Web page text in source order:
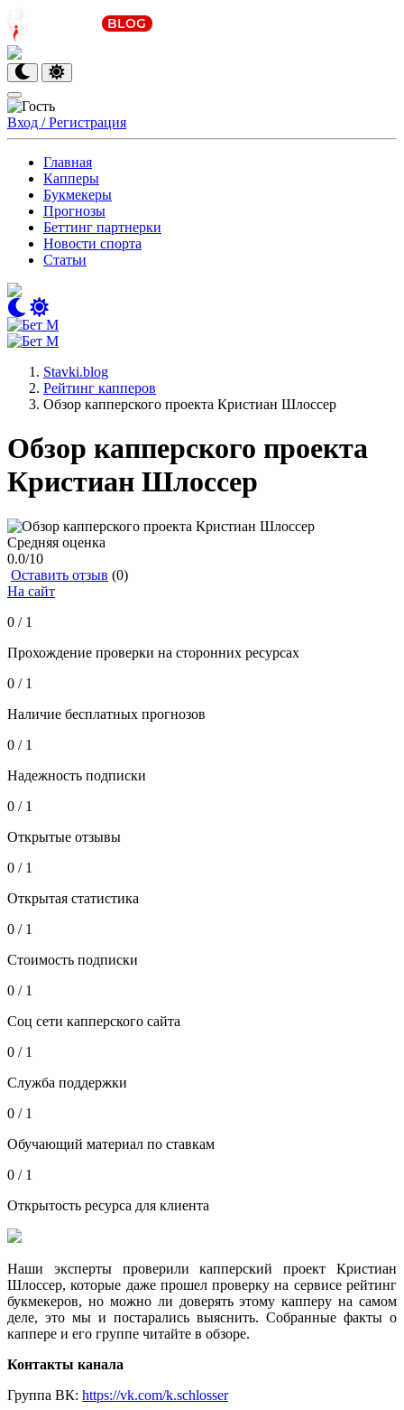
Вход / Регистрация
Главная
Капперы
Букмекеры
Прогнозы
Беттинг партнерки
Новости спорта
Статьи
Stavki.blog
Рейтинг капперов
Обзор капперского проекта Кристиан Шлоссер
Обзор капперского проекта
Кристиан Шлоссер
Средняя оценка
0.0/10
Оставить отзыв (0)
На сайт
0 / 1
Прохождение проверки на сторонних ресурсах
0 / 1
Наличие бесплатных прогнозов
0 / 1
Надежность подписки
0 / 1
Открытые отзывы
0 / 1
Открытая статистика
0 / 1
Стоимость подписки
0 / 1
Соц сети капперского сайта
0 / 1
Служба поддержки
0 / 1
Обучающий материал по ставкам
0 / 1
Открытость ресурса для клиента
Наши эксперты проверили капперский проект Кристиан
Шлоссер, которые даже прошел проверку на сервисе рейтинг
букмекеров, но можно ли доверять этому капперу на самом
деле, это мы и постарались выяснить. Собранные факты о
каппере и его группе читайте в обзоре.
Контакты канала
Группа ВК: https://vk.com/k.schlosser